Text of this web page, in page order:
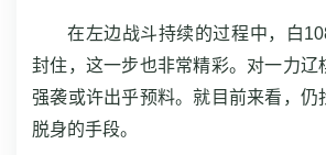
在左边战斗持续的过程中，白
封住，这一步也非常精彩。对一力辽
强袭或许出乎预料。就目前来看，仍
脱身的手段。